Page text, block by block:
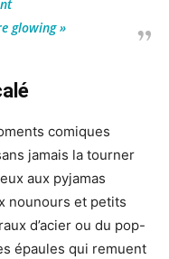
glowing »
comiques
jamais la tourner
aux pyjamas
nounours et petits
d’acier ou du pop-
épaules qui remuent